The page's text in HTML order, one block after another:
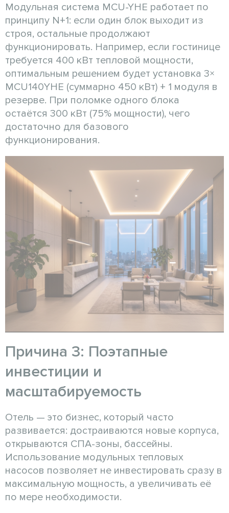
Модульная система MCU-YHE работает по
принципу N+1: если один блок выходит из
строя, остальные продолжают
функционировать. Например, если гостинице
требуется 400 кВт тепловой мощности,
оптимальным решением будет установка 3×
MCU140YHE (суммарно 450 кВт) + 1 модуля в
резерве. При поломке одного блока
остаётся 300 кВт (75% мощности), чего
достаточно для базового
функционирования.
Причина 3: Поэтапные
инвестиции и
масштабируемость
Отель — это бизнес, который часто
развивается: достраиваются новые корпуса,
открываются СПА-зоны, бассейны.
Использование модульных тепловых
насосов позволяет не инвестировать сразу в
максимальную мощность, а увеличивать её
по мере необходимости.